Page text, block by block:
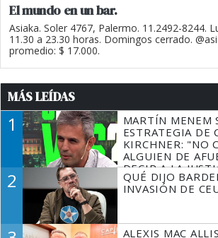
El mundo en un bar.
Asiaka. Soler 4767, Palermo. 11.2492-8244.
11.30 a 23.30 horas. Domingos cerrado.
promedio: $ 17.000.
MÁS LEÍDAS
1
MARTÍN MENEM
ESTRATEGIA DE
KIRCHNER: "NO
ALGUIEN DE
DECIR A LA
TIENE QUE
2
QUÉ DIJO
INVASIÓN DE
ALEXIS MAC